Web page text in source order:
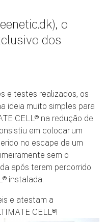
o
dos
e testes realizados, os
ideia muito simples para
CELL® na redução de
em colocar um
no escape de um
sem o
após terem percorrido
instalada.
e atestam a
CELL®!